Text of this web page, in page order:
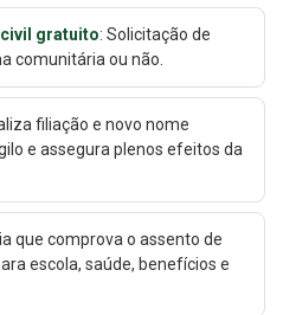
gratuito: Solicitação de
comunitária ou não.
filiação e novo nome
e assegura plenos efeitos da
que comprova o assento de
escola, saúde, benefícios e